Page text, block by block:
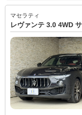
マセラティ
レヴァンテ 3.0 4WD